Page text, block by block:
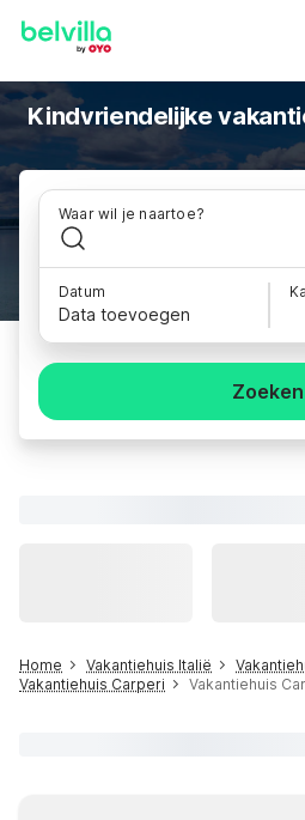
Kindvriendelijke
Waar wil je naartoe?
Datum
Data toevoegen
Zoeken
Home Vakantiehuis Italië
Vakantiehuis Carperi
Vakantiehuis